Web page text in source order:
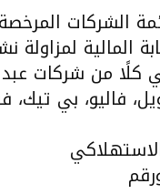
الشركات
المالية لمزاولة
كلًا من شركات
فاليو، بي تيك،